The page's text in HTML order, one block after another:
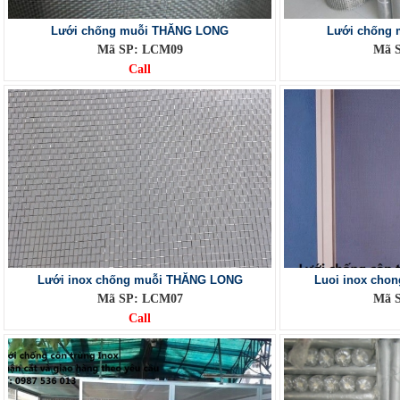
Lưới chống muỗi THĂNG LONG
Mã SP: LCM09
Call
Lưới chống
Mã
Lưới inox chống muỗi THĂNG LONG
Mã SP: LCM07
Call
Luoi inox
Mã